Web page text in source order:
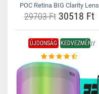
POC Retina BIG Clarity Lens
29703 Ft30518 Ft
ÚJDONSÁG KEDVEZMÉNY